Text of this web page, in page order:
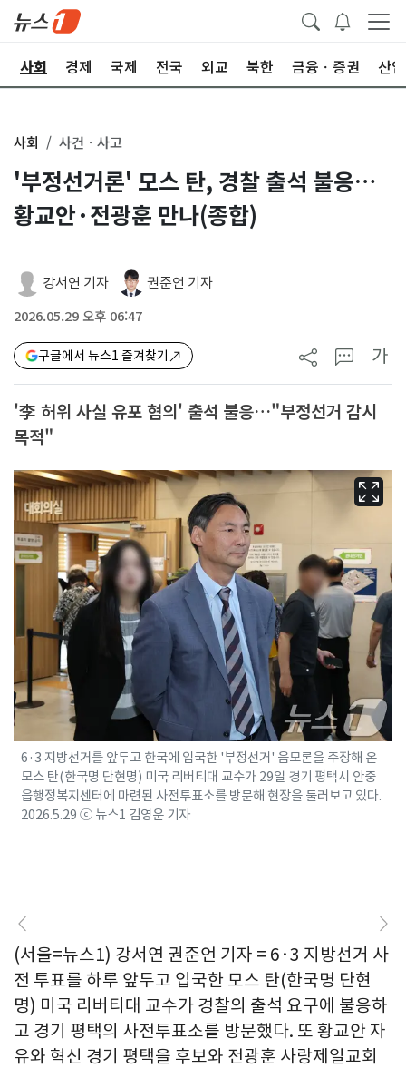
사회 경제 국제 전국 외교 북한 금융ㆍ증권 산업
사회 사건ㆍ사고
'부정선거론' 모스 탄, 경찰 출석 불응…
황교안·전광훈 만나(종합)
강서연 기자 권준언 기자
2026.05.29 오후 06:47
구글에서 뉴스1 즐겨찾기 가
'李 허위 사실 유포 혐의' 출석 불응…"부정선거 감시
목적"
6·3 지방선거를 앞두고 한국에 입국한 '부정선거' 음모론을 주장해 온
모스 탄(한국명 단현명) 미국 리버티대 교수가 29일 경기 평택시 안중
읍행정복지센터에 마련된 사전투표소를 방문해 현장을 둘러보고 있다.
2026.5.29 ⓒ 뉴스1 김영운 기자
(서울=뉴스1) 강서연 권준언 기자 = 6·3 지방선거 사
전 투표를 하루 앞두고 입국한 모스 탄(한국명 단현
명) 미국 리버티대 교수가 경찰의 출석 요구에 불응하
고 경기 평택의 사전투표소를 방문했다. 또 황교안 자
유와 혁신 경기 평택을 후보와 전광훈 사랑제일교회